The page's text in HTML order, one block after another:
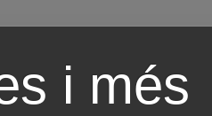
i més